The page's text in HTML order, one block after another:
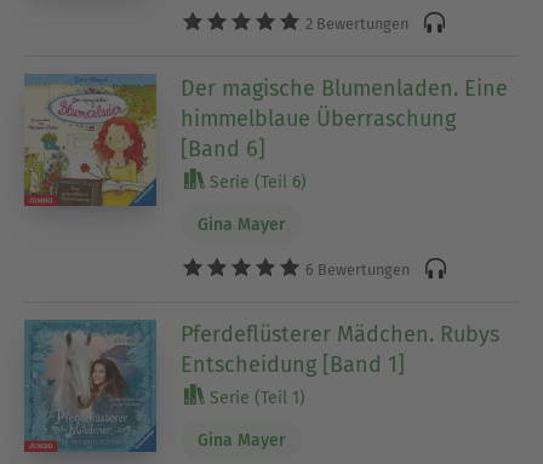
2 Bewertungen
Der magische Blumenladen. Eine
himmelblaue Überraschung
[Band 6]
Serie (Teil 6)
Gina Mayer
6 Bewertungen
Pferdeflüsterer Mädchen. Rubys
Entscheidung [Band 1]
Serie (Teil 1)
Gina Mayer